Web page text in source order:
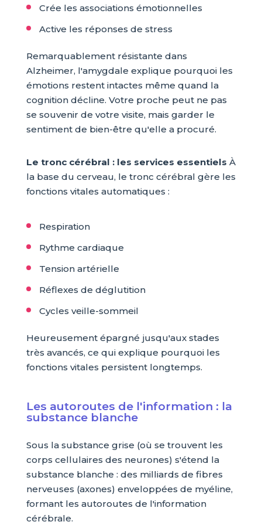
Crée les associations émotionnelles
Active les réponses de stress
Remarquablement résistante dans
Alzheimer, l'amygdale explique pourquoi les
émotions restent intactes même quand la
cognition décline. Votre proche peut ne pas
se souvenir de votre visite, mais garder le
sentiment de bien-être qu'elle a procuré.
Le tronc cérébral : les services essentiels À
la base du cerveau, le tronc cérébral gère les
fonctions vitales automatiques :
Respiration
Rythme cardiaque
Tension artérielle
Réflexes de déglutition
Cycles veille-sommeil
Heureusement épargné jusqu'aux stades
très avancés, ce qui explique pourquoi les
fonctions vitales persistent longtemps.
Les autoroutes de l'information : la
substance blanche
Sous la substance grise (où se trouvent les
corps cellulaires des neurones) s'étend la
substance blanche : des milliards de fibres
nerveuses (axones) enveloppées de myéline,
formant les autoroutes de l'information
cérébrale.